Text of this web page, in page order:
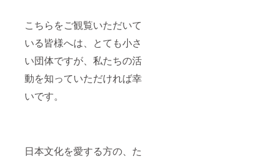
こちらをご観覧いただいて
いる皆様へは、とても小さ
い団体ですが、私たちの活
動を知っていただければ幸
いです。
日本文化を愛する方の、た